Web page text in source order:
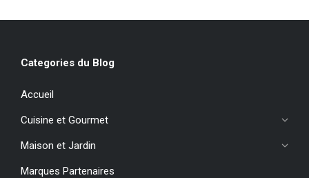
Categories du Blog
Accueil
Cuisine et Gourmet
Maison et Jardin
Marques Partenaires